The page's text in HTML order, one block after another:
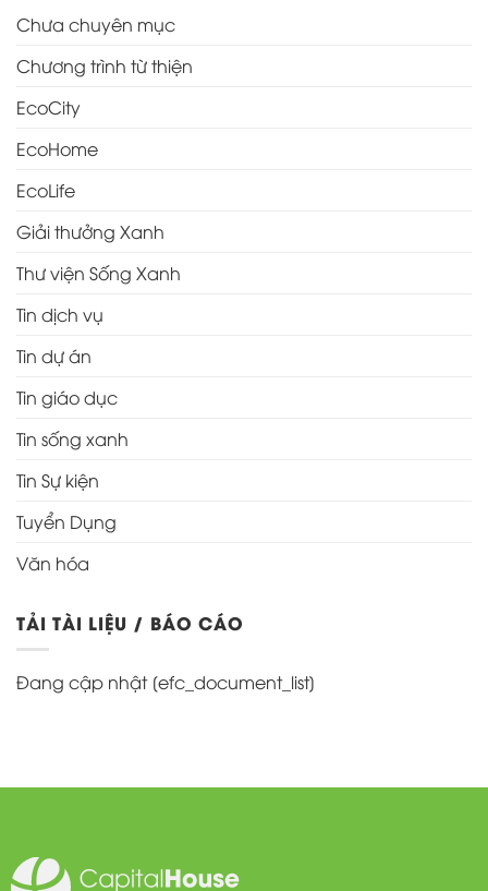
Chưa chuyên mục
Chương trình từ thiện
EcoCity
EcoHome
EcoLife
Giải thưởng Xanh
Thư viện Sống Xanh
Tin dịch vụ
Tin dự án
Tin giáo dục
Tin sống xanh
Tin Sự kiện
Tuyển Dụng
Văn hóa
TẢI TÀI LIỆU / BÁO CÁO
Đang cập nhật [efc_document_list]